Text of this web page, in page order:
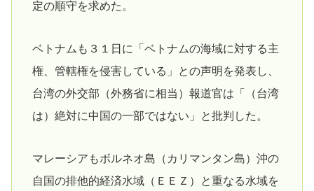
定の順守を求めた。
ベトナムも３１日に「ベトナムの海域に対する主
権、管轄権を侵害している」との声明を発表し、
台湾の外交部（外務省に相当）報道官は「（台湾
は）絶対に中国の一部ではない」と批判した。
マレーシアもボルネオ島（カリマンタン島）沖の
自国の排他的経済水域（ＥＥＺ）と重なる水域を